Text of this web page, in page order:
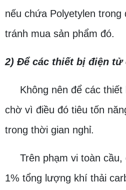
nếu chứa Polyetylen trong
tránh mua sản phẩm đó.
2) Để các thiết bị điện tử
Không nên để các thiết
chờ vì điều đó tiêu tốn
trong thời gian nghỉ.
Trên phạm vi toàn cầu,
1% tổng lượng khí thải